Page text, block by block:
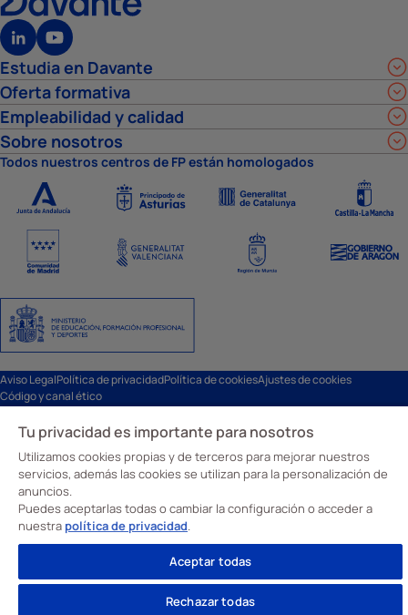
Estudia en Davante
Oferta formativa
Empleabilidad y calidad
Sobre nosotros
Todos nuestros centros de FP están homologados
Aviso LegalPolítica de privacidadPolítica de cookiesAjustes de cookies
Código y canal ético
© Davante 2026
Tu privacidad es importante para nosotros
Utilizamos cookies propias y de terceros para mejorar nuestros
servicios, además las cookies se utilizan para la personalización de
anuncios.
Puedes aceptarlas todas o cambiar la configuración o acceder a
nuestra política de privacidad.
Aceptar todas
Rechazar todas